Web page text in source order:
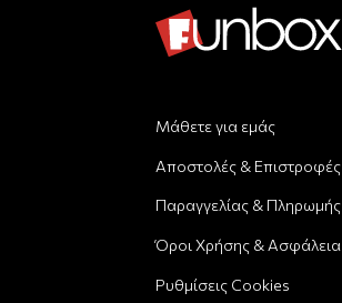
Μάθετε για εμάς
Αποστολές & Επιστροφές
Παραγγελίας & Πληρωμής
Όροι Χρήσης & Ασφάλεια
Ρυθμίσεις Cookies